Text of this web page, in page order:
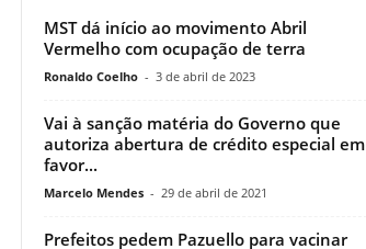
MST dá início ao movimento Abril
Vermelho com ocupação de terra
Ronaldo Coelho - 3 de abril de 2023
Vai à sanção matéria do Governo que
autoriza abertura de crédito especial em
favor...
Marcelo Mendes - 29 de abril de 2021
Prefeitos pedem Pazuello para vacinar